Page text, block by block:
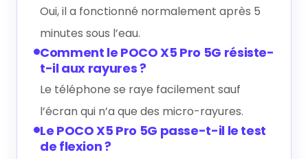
Oui, il a fonctionné normalement après 5
minutes sous l’eau.
Comment le POCO X5 Pro 5G résiste-
t-il aux rayures ?
Le téléphone se raye facilement sauf
l’écran qui n’a que des micro-rayures.
Le POCO X5 Pro 5G passe-t-il le test
de flexion ?